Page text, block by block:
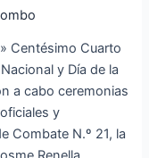
Centésimo Cuarto
y Día de la
a cabo ceremonias
y
Combate N.º 21, la